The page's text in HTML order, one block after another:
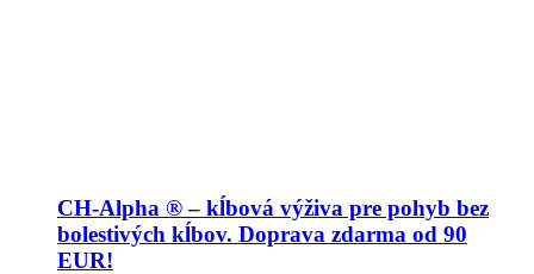
CH-Alpha ® – kĺbová výživa pre pohyb bez
bolestivých kĺbov. Doprava zdarma od 90
EUR!